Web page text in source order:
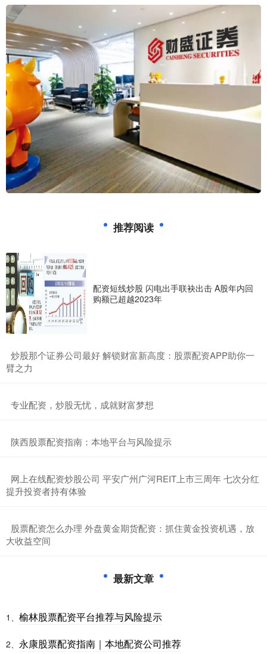
推荐阅读
配资短线炒股 闪电出手联袂出击 A股年内回
购额已超越2023年
​炒股那个证券公司最好 解锁财富新高度：股票配资APP助你一
臂之力
​专业配资，炒股无忧，成就财富梦想
​陕西股票配资指南：本地平台与风险提示
​网上在线配资炒股公司 平安广州广河REIT上市三周年 七次分红
提升投资者持有体验
​股票配资怎么办理 外盘黄金期货配资：抓住黄金投资机遇，放
大收益空间
最新文章
1、 榆林股票配资平台推荐与风险提示
2、 永康股票配资指南｜本地配资公司推荐